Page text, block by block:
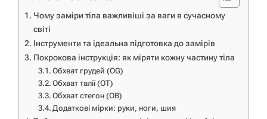
Чому заміри тіла важливіші за ваги в сучасному
світі
Інструменти та ідеальна підготовка до замірів
Покрокова інструкція: як міряти кожну частину тіла
Обхват грудей (OG)
Обхват талії (OT)
Обхват стегон (OB)
Додаткові мірки: руки, ноги, шия